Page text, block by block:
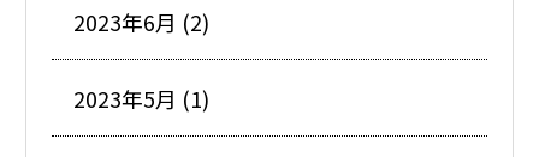
2023年6月 (2)
2023年5月 (1)